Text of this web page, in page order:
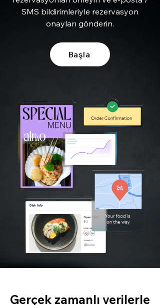
SMS bildirimleriyle rezervasyon
onayları gönderin.
Başla
Gerçek zamanlı verilerle